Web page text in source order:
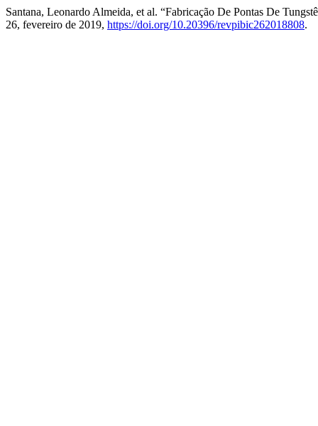
Santana, Leonardo Almeida, et al. “Fabricação De Pontas De
26, fevereiro de 2019, https://doi.org/10.20396/revpibic262018808.